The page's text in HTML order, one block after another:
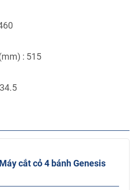
: 515
cắt cỏ 4 bánh Genesis